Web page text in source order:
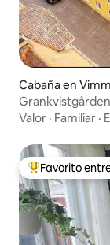
Cabaña en
Valor · Familiar ·
De los mejores
Favorito